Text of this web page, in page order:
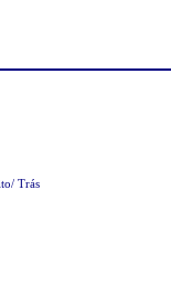
Trás